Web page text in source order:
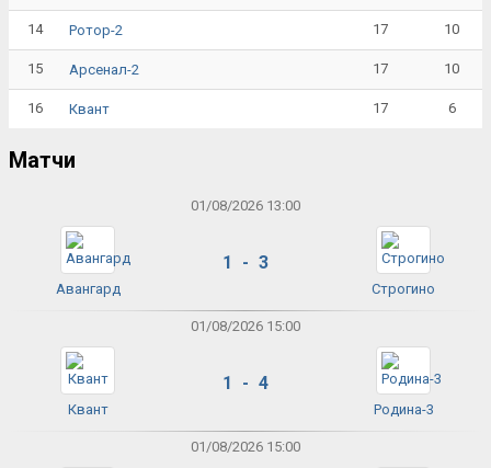
14 Ротор-2 17 10
15 Арсенал-2 17 10
16 Квант 17 6
Матчи
01/08/2026 13:00
Авангард
1 - 3
Строгино
01/08/2026 15:00
Квант
1 - 4
Родина-3
01/08/2026 15:00